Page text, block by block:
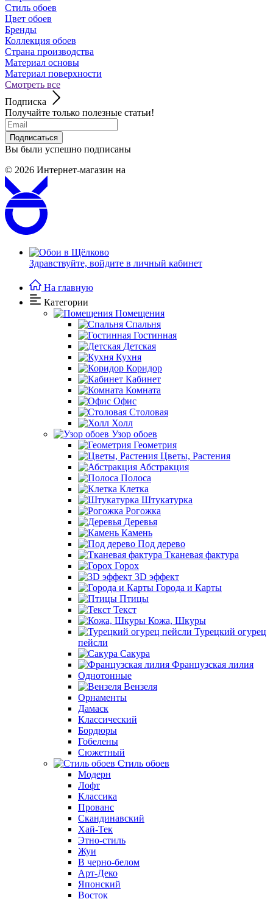
Стиль обоев
Цвет обоев
Бренды
Коллекция обоев
Страна производства
Материал основы
Материал поверхности
Смотреть все
Подписка
Получайте только полезные статьи!
Подписаться
Вы были успешно подписаны
© 2026 Интернет-магазин на
Здравствуйте, войдите в личный кабинет
На главную
Категории
Помещения
Спальня
Гостинная
Детская
Кухня
Коридор
Кабинет
Комната
Офис
Столовая
Холл
Узор обоев
Геометрия
Цветы, Растения
Абстракция
Полоса
Клетка
Штукатурка
Рогожка
Деревья
Камень
Под дерево
Тканевая фактура
Горох
3D эффект
Города и Карты
Птицы
Текст
Кожа, Шкуры
Турецкий огурец
пейсли
Сакура
Французская лилия
Однотонные
Вензеля
Орнаменты
Дамаск
Классический
Бордюры
Гобелены
Сюжетный
Стиль обоев
Модерн
Лофт
Классика
Прованс
Скандинавский
Хай-Тек
Этно-стиль
Жуи
В черно-белом
Арт-Деко
Японский
Восток